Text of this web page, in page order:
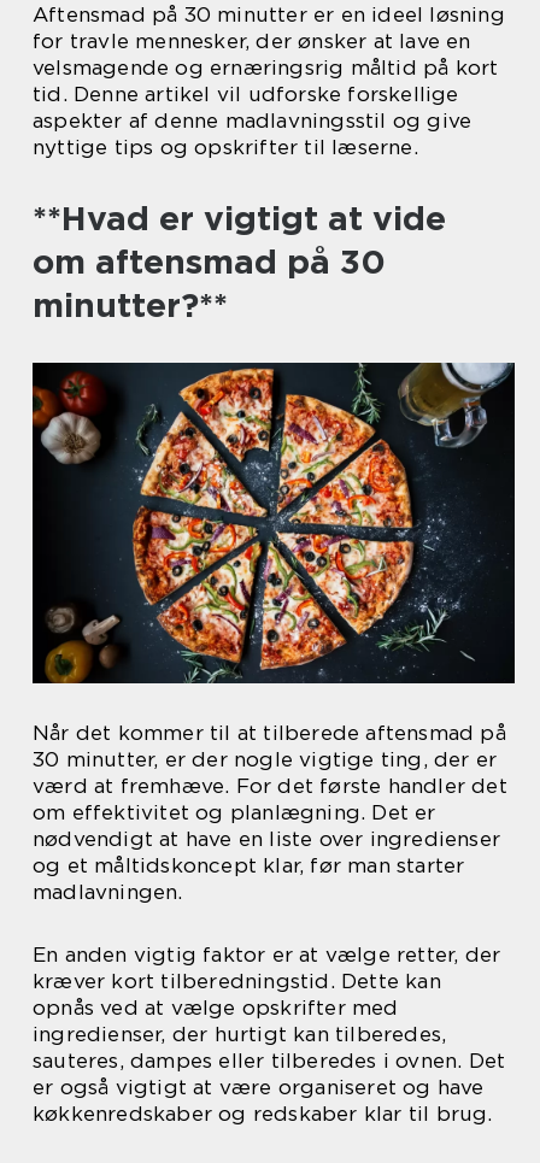
Aftensmad på 30 minutter er en ideel løsning
for travle mennesker, der ønsker at lave en
velsmagende og ernæringsrig måltid på kort
tid. Denne artikel vil udforske forskellige
aspekter af denne madlavningsstil og give
nyttige tips og opskrifter til læserne.
**Hvad er vigtigt at vide
om aftensmad på 30
minutter?**
Når det kommer til at tilberede aftensmad på
30 minutter, er der nogle vigtige ting, der er
værd at fremhæve. For det første handler det
om effektivitet og planlægning. Det er
nødvendigt at have en liste over ingredienser
og et måltidskoncept klar, før man starter
madlavningen.
En anden vigtig faktor er at vælge retter, der
kræver kort tilberedningstid. Dette kan
opnås ved at vælge opskrifter med
ingredienser, der hurtigt kan tilberedes,
sauteres, dampes eller tilberedes i ovnen. Det
er også vigtigt at være organiseret og have
køkkenredskaber og redskaber klar til brug.